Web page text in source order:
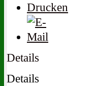
Details
Details